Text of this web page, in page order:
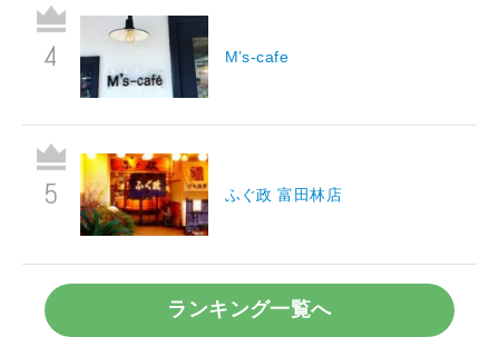
M’s-cafe
ふぐ政 富田林店
ランキング一覧へ